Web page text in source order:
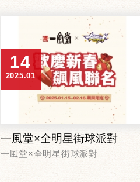
14
2025.01
一風堂×全明星街球派對
一風堂×全明星街球派對